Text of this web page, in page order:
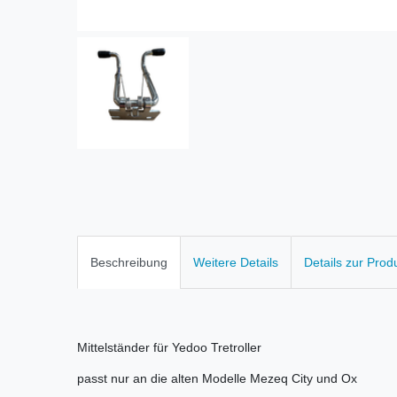
Beschreibung Weitere Details Details zur
Mittelständer für Yedoo Tretroller
passt nur an die alten Modelle Mezeq City und Ox